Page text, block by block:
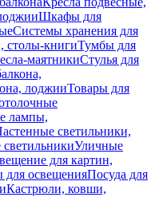
Шкафы для
Системы хранения для
столы-книгиТумбы для
маятникиСтулья для
лоджииТовары для
лампы,
светильники,
Уличные
для картин,
для освещенияПосуда для
Кастрюли, ковши,